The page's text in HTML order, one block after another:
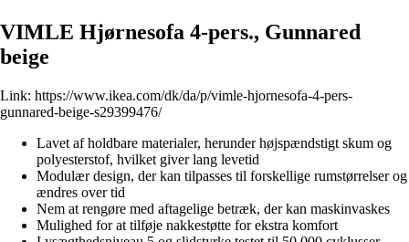
VIMLE Hjørnesofa 4-pers., Gunnared
beige
Link: https://www.ikea.com/dk/da/p/vimle-hjornesofa-4-pers-
gunnared-beige-s29399476/
Lavet af holdbare materialer, herunder højspændstigt skum og
polyesterstof, hvilket giver lang levetid
Modulær design, der kan tilpasses til forskellige rumstørrelser og
ændres over tid
Nem at rengøre med aftagelige betræk, der kan maskinvaskes
Mulighed for at tilføje nakkestøtte for ekstra komfort